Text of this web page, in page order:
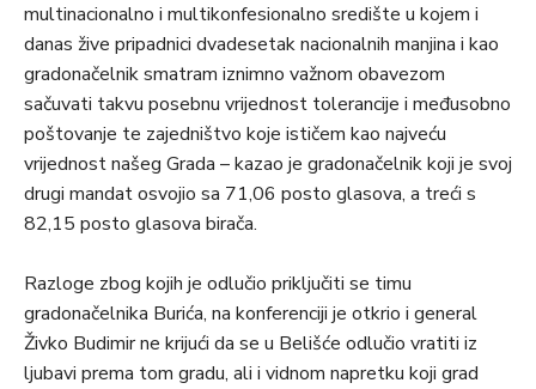
multinacionalno i multikonfesionalno središte u kojem i
danas žive pripadnici dvadesetak nacionalnih manjina i kao
gradonačelnik smatram iznimno važnom obavezom
sačuvati takvu posebnu vrijednost tolerancije i međusobno
poštovanje te zajedništvo koje ističem kao najveću
vrijednost našeg Grada – kazao je gradonačelnik koji je svoj
drugi mandat osvojio sa 71,06 posto glasova, a treći s
82,15 posto glasova birača.
Razloge zbog kojih je odlučio priključiti se timu
gradonačelnika Burića, na konferenciji je otkrio i general
Živko Budimir ne krijući da se u Belišće odlučio vratiti iz
ljubavi prema tom gradu, ali i vidnom napretku koji grad